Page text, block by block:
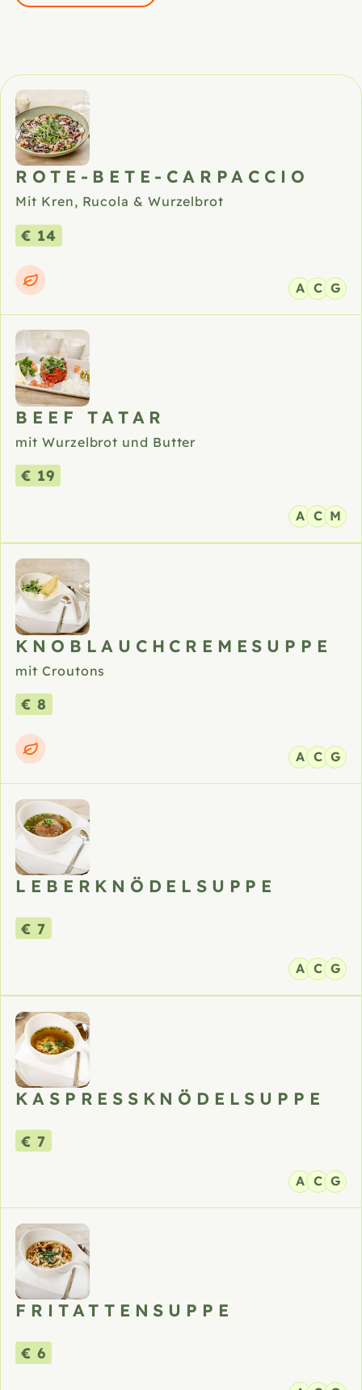
Unsere Speisen
ROTE-BETE-CARPACCIO
Mit Kren, Rucola & Wurzelbrot
€ 14
A C G
BEEF TATAR
mit Wurzelbrot und Butter
€ 19
A C M
KNOBLAUCHCREMESUPPE
mit Croutons
€ 8
A C G
LEBERKNÖDELSUPPE
€ 7
A C G
KASPRESSKNÖDELSUPPE
€ 7
A C G
FRITATTENSUPPE
€ 6